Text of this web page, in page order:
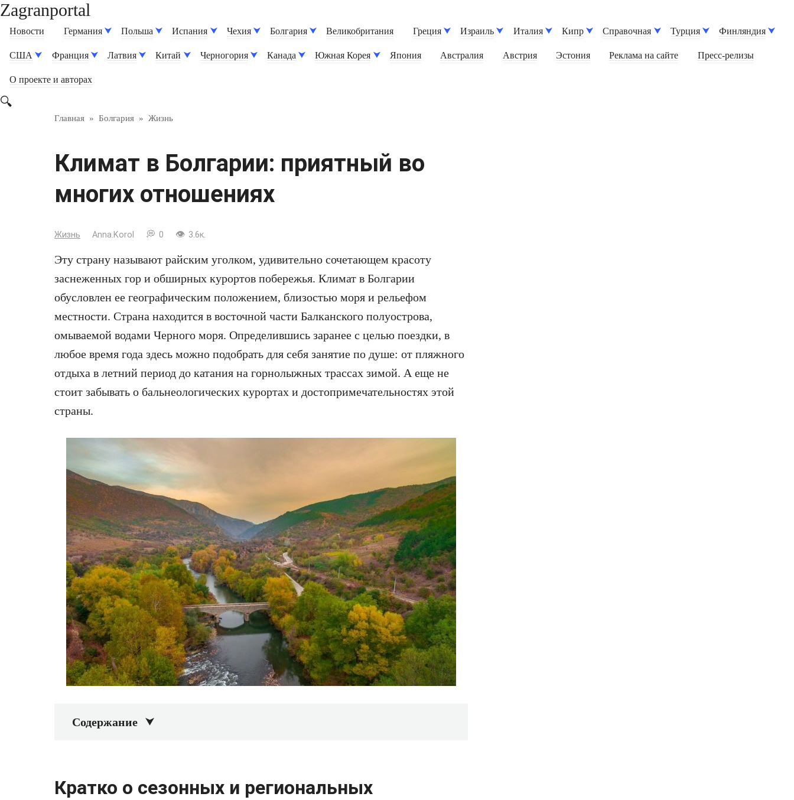
Перейти
Zagranportal
Новости Германия Польша Испания Чехия Болгария Великобритания Греция Израиль Италия Кипр Справочная Турция Финляндия
США Франция Латвия Китай Черногория Канада Южная Корея Япония Австралия Австрия Эстония Реклама на сайте Пресс-релизы
О проекте и авторах
Главная » Болгария » Жизнь
Климат в Болгарии: приятный во
многих отношениях
Жизнь Anna.Korol 0 3.6к.
Эту страну называют райским уголком, удивительно сочетающем красоту
заснеженных гор и обширных курортов побережья. Климат в Болгарии
обусловлен ее географическим положением, близостью моря и рельефом
местности. Страна находится в восточной части Балканского полуострова,
омываемой водами Черного моря. Определившись заранее с целью поездки, в
любое время года здесь можно подобрать для себя занятие по душе: от пляжного
отдыха в летний период до катания на горнолыжных трассах зимой. А еще не
стоит забывать о бальнеологических курортах и достопримечательностях этой
страны.
Содержание
Кратко о сезонных и региональных